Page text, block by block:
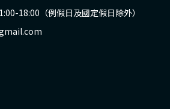
18:00（例假日及國定假日除外）